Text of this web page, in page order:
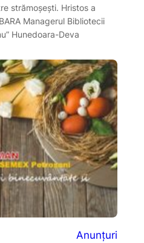
strămoșești. Hristos a
Managerul Bibliotecii
Hunedoara-Deva
Anunțuri